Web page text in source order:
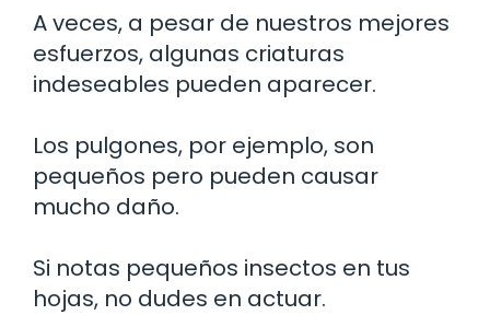
A veces, a pesar de nuestros mejores
esfuerzos, algunas criaturas
indeseables pueden aparecer.
Los pulgones, por ejemplo, son
pequeños pero pueden causar
mucho daño.
Si notas pequeños insectos en tus
hojas, no dudes en actuar.